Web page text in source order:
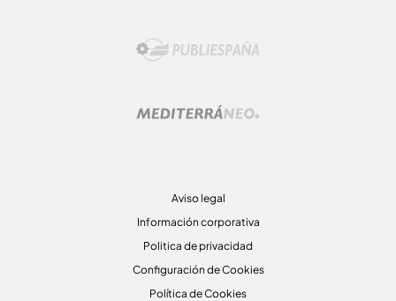
Aviso legal
Información corporativa
Politica de privacidad
Configuración de Cookies
Política de Cookies